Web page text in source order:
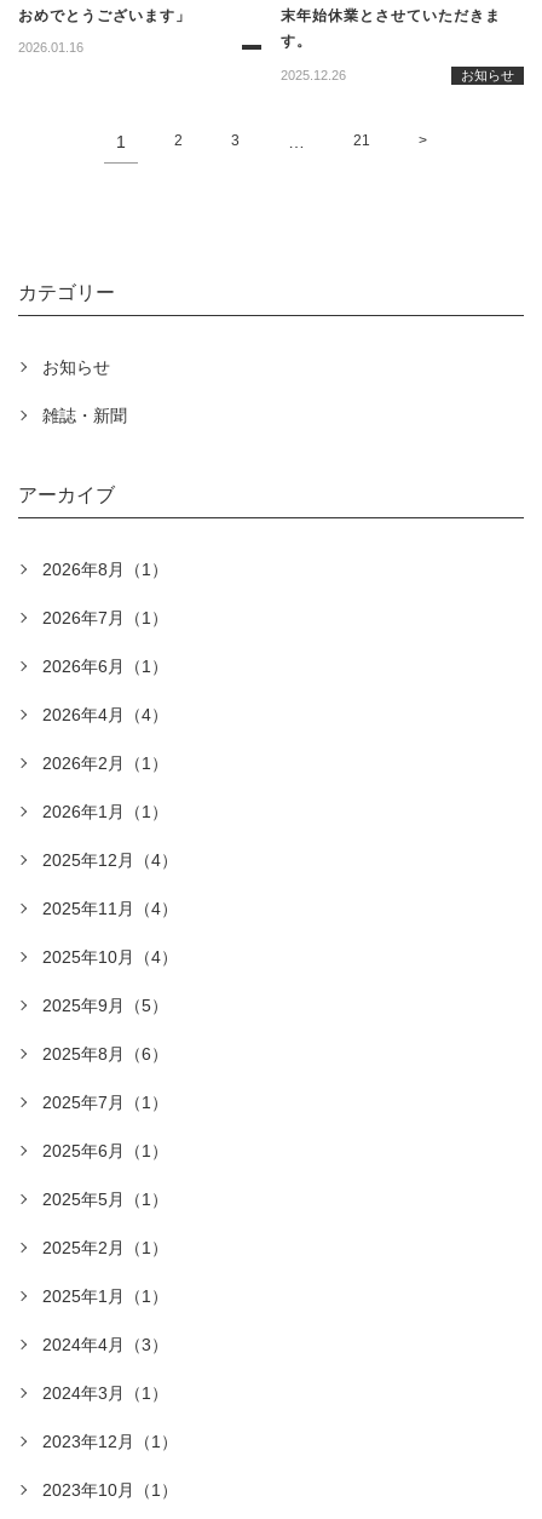
おめでとうございます」
2026.01.16
末年始休業とさせていただきま
す。
2025.12.26 お知らせ
1 2 3 21 >
カテゴリー
お知らせ
雑誌・新聞
アーカイブ
2026年8月（1）
2026年7月（1）
2026年6月（1）
2026年4月（4）
2026年2月（1）
2026年1月（1）
2025年12月（4）
2025年11月（4）
2025年10月（4）
2025年9月（5）
2025年8月（6）
2025年7月（1）
2025年6月（1）
2025年5月（1）
2025年2月（1）
2025年1月（1）
2024年4月（3）
2024年3月（1）
2023年12月（1）
2023年10月（1）